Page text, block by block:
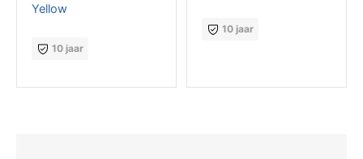
Yellow
10 jaar
10 jaar